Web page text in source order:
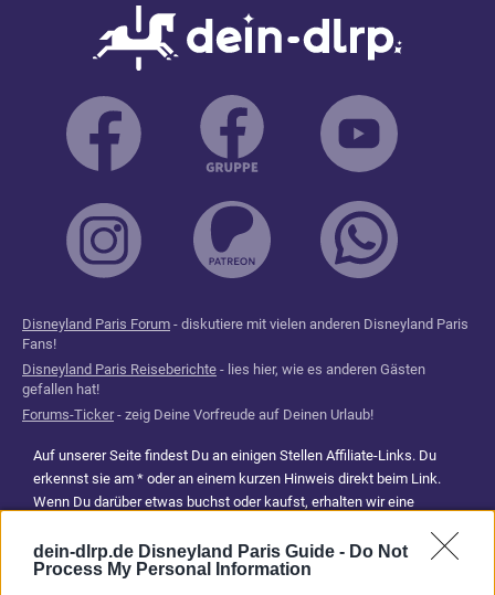
dein-dlrp.de Disneyland Paris Guide - Do Not
Process My Personal Information
Disneyland Paris Forum - diskutiere mit vielen anderen Disneyland Paris
Fans!
Disneyland Paris Reiseberichte - lies hier, wie es anderen Gästen
gefallen hat!
Forums-Ticker- zeig Deine Vorfreude auf Deinen Urlaub!
Auf unserer Seite findest Du an einigen Stellen Affiliate-Links. Du
erkennst sie am * oder an einem kurzen Hinweis direkt beim Link.
Wenn Du darüber etwas buchst oder kaufst, erhalten wir eine
Du uns, unsere Reiseführer, Tipps und Planungsinhalte weiterhin
kostenlos anzubieten. Vielen Dank für Deine Unterstützung.